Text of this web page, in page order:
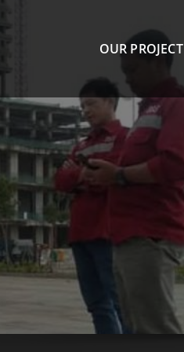
OUR PROJECT